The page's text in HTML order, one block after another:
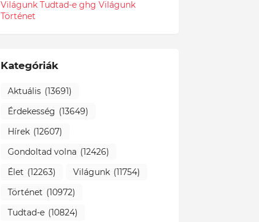
Világunk Tudtad-e ghg Világunk
Történet
Kategóriák
Aktuális (13691)
Érdekesség (13649)
Hírek (12607)
Gondoltad volna (12426)
Élet (12263) Világunk (11754)
Történet (10972)
Tudtad-e (10824)